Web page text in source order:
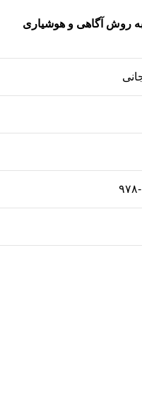
به روش آگاهی و هوشیاری
۴